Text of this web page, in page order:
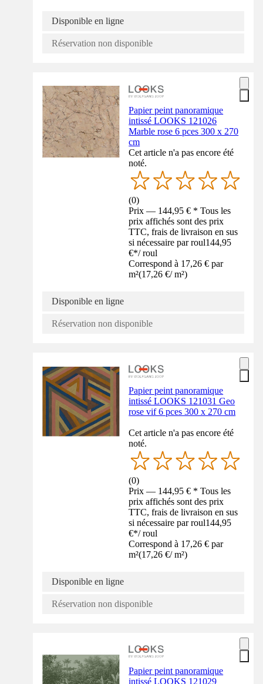
Disponible en ligne
Réservation non disponible
Papier peint panoramique
intissé LOOKS 121026
Marble rose 6 pces 300 x 270
cm
Cet article n'a pas encore été
noté.
(0)
Prix — 144,95 € * Tous les
prix affichés sont des prix
TTC, frais de livraison en sus
si nécessaire par roul144,95
€*/ roul
Correspond à 17,26 € par
m²(17,26 €/ m²)
Disponible en ligne
Réservation non disponible
Papier peint panoramique
intissé LOOKS 121031 Geo
rose vif 6 pces 300 x 270 cm
Cet article n'a pas encore été
noté.
(0)
Prix — 144,95 € * Tous les
prix affichés sont des prix
TTC, frais de livraison en sus
si nécessaire par roul144,95
€*/ roul
Correspond à 17,26 € par
m²(17,26 €/ m²)
Disponible en ligne
Réservation non disponible
Papier peint panoramique
intissé LOOKS 121029